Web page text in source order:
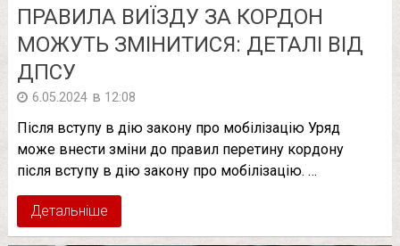
ПРАВИЛА ВИЇЗДУ ЗА КОРДОН
МОЖУТЬ ЗМІНИТИСЯ: ДЕТАЛІ ВІД
ДПСУ
6.05.2024 в 12:08
Після вступу в дію закону про мобілізацію Уряд
може внести зміни до правил перетину кордону
після вступу в дію закону про мобілізацію. …
Детальніше